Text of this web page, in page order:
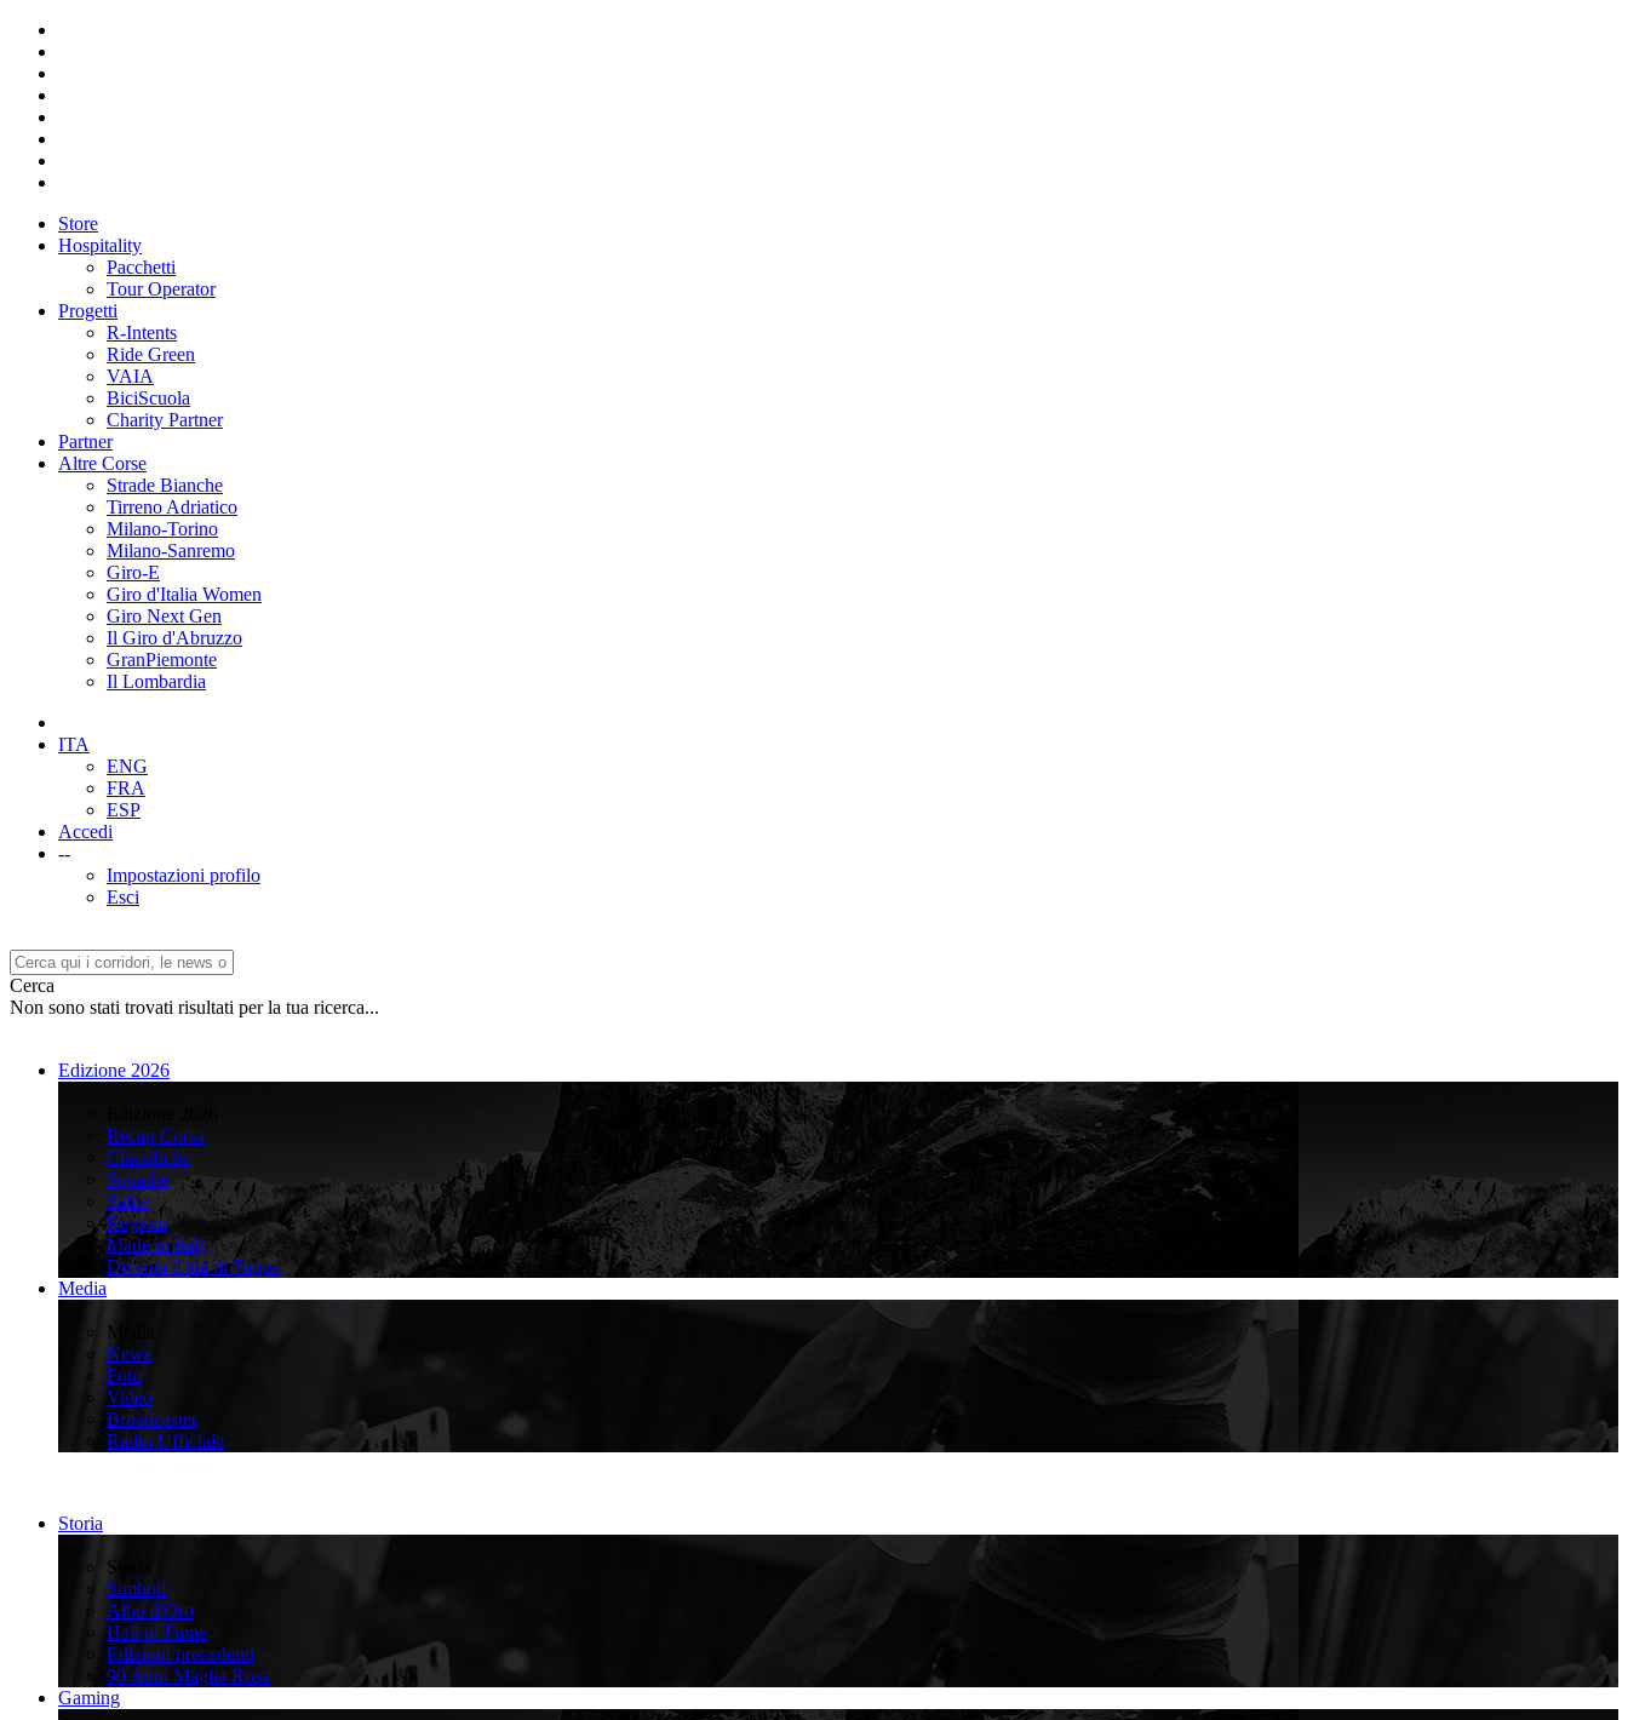
Store
Hospitality
Pacchetti
Tour Operator
Progetti
R-Intents
Ride Green
VAIA
BiciScuola
Charity Partner
Partner
Altre Corse
Strade Bianche
Tirreno Adriatico
Milano-Torino
Milano-Sanremo
Giro-E
Giro d'Italia Women
Giro Next Gen
Il Giro d'Abruzzo
GranPiemonte
Il Lombardia
ITA
ENG
FRA
ESP
Accedi
--
Impostazioni profilo
Esci
Cerca
Non sono stati trovati risultati per la tua ricerca...
Edizione 2026
Recap Corsa
Classifiche
Squadre
Salite
Regioni
Made in Italy
Diventa Città di Tappa
Media
Media
News
Foto
Video
Broadcaster
Radio Ufficiale
Storia
Storia
Simboli
Albo d'Oro
Hall of Fame
Edizioni precedenti
90 Anni Maglia Rosa
Gaming